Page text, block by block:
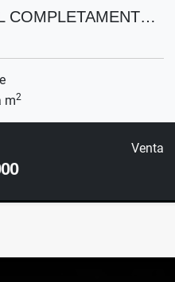
COMPLETAMENT…
m2
Venta